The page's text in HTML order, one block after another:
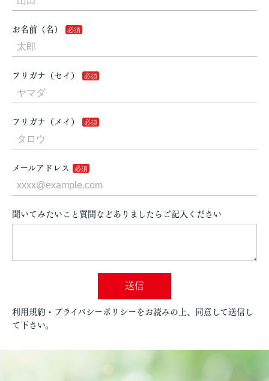
お名前（名）
フリガナ（セイ）
フリガナ（メイ）
メールアドレス
聞いてみたいこと質問などありましたらご記入ください
送信
利用規約・プライバシーポリシーをお読みの上、同意して送信し
て下さい。